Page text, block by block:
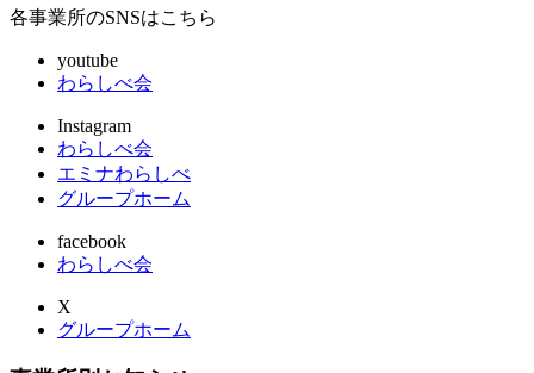
各事業所のSNSはこちら
youtube
わらしべ会
Instagram
わらしべ会
エミナわらしべ
グループホーム
facebook
わらしべ会
X
グループホーム